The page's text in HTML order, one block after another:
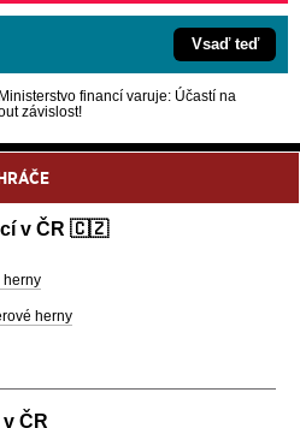
Vsaď teď
financí varuje: Účastí na
závislost!
v ČR 🇨🇿
herny
herny
ČR